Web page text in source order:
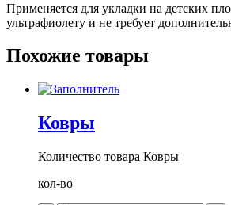
Применяется для укладки на детских
ультрафиолету и не требует
Похожие товары
Ковры
Количество товара Ковры
кол-во